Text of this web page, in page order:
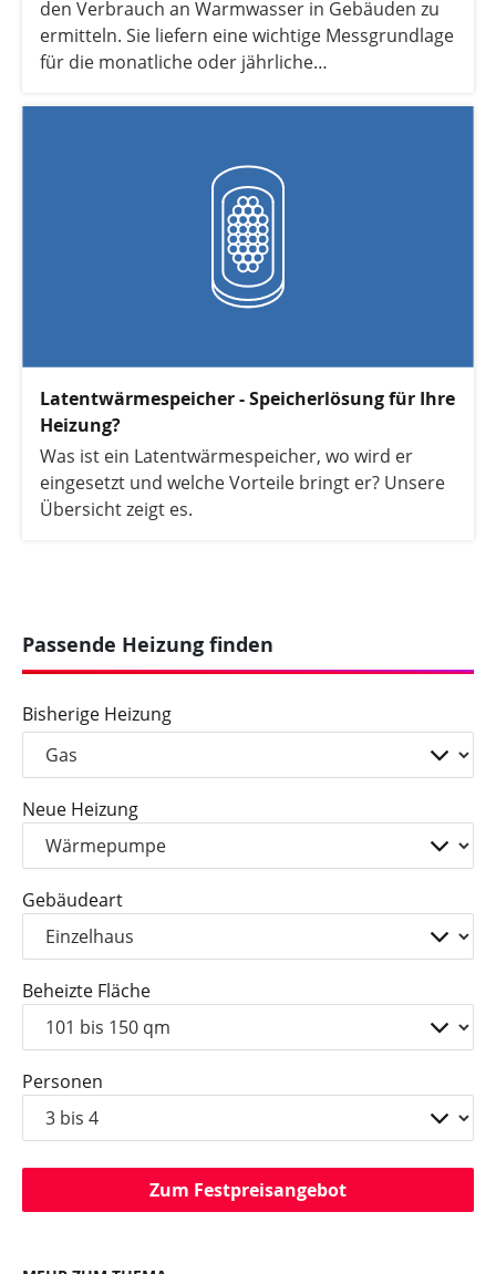
den Verbrauch an Warmwasser in Gebäuden zu
ermitteln. Sie liefern eine wichtige Messgrundlage
für die monatliche oder jährliche
Latentwärmespeicher - Speicherlösung für Ihre
Heizung?
Was ist ein Latentwärmespeicher, wo wird er
eingesetzt und welche Vorteile bringt er? Unsere
Übersicht zeigt es.
Passende Heizung finden
Bisherige Heizung
Neue Heizung
Gebäudeart
Beheizte Fläche
Personen
Zum Festpreisangebot